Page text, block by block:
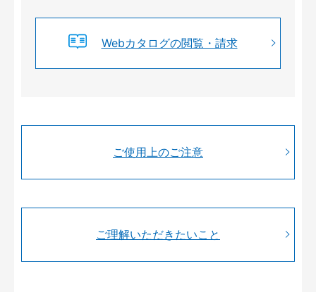
Webカタログの閲覧・請求
ご使用上のご注意
ご理解いただきたいこと